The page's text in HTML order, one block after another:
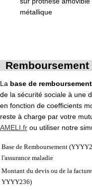
métallique
Remboursement
La base de remboursement
de la sécurité sociale à une
en fonction de coefficients
reste à charge par votre
AMELI.fr ou utiliser notre
Base de Remboursement
l'assurance maladie
Montant du devis ou de la
YYYY236)